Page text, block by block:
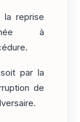
la reprise
à
par la
de